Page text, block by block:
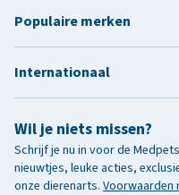
Wil je niets missen?
Schrijf je nu in voor de
nieuwtjes, leuke acties,
onze dierenarts. Voorwaarden
Populaire merken
Internationaal